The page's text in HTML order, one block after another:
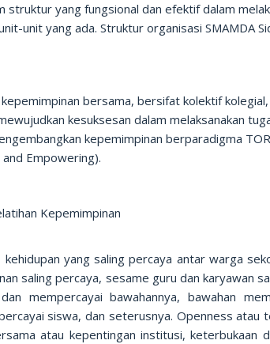
struktur yang fungsional dan efektif dalam
unit yang ada. Struktur organisasi SMAMDA
bersama, bersifat kolektif
kesuksesan dalam melaksanakan
kepemimpinan berparadigma
Empowering).
Kepemimpinan
yang saling percaya antar warga
saling percaya, sesame guru dan karyawan
mempercayai bawahannya, bawahan
siswa, dan seterusnya. Openness atau
atau kepentingan institusi, keterbukaan